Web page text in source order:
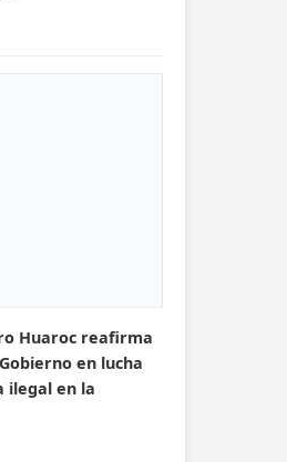
Huaroc reafirma
en lucha
ilegal en la